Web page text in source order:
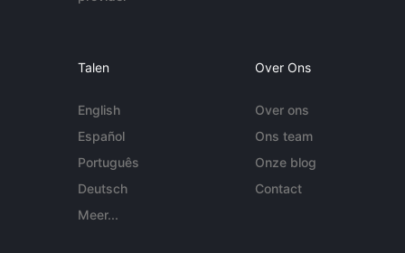
Talen
English
Español
Português
Deutsch
Meer...
Over Ons
Over ons
Ons team
Onze blog
Contact